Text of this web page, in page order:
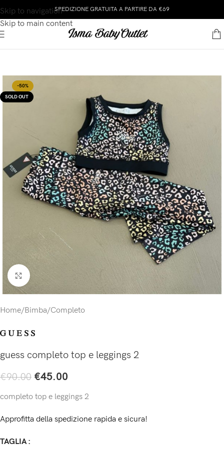
Skip to navigation
Skip to main content
SPEDIZIONE GRATUITA A PARTIRE DA €69
-50%
SOLD OUT
Click to enlarge
Home/Bimba/Completo
guess completo top e leggings 2
€90.00 €45.00
completo top e leggings 2
Approfitta della spedizione rapida e sicura!
TAGLIA